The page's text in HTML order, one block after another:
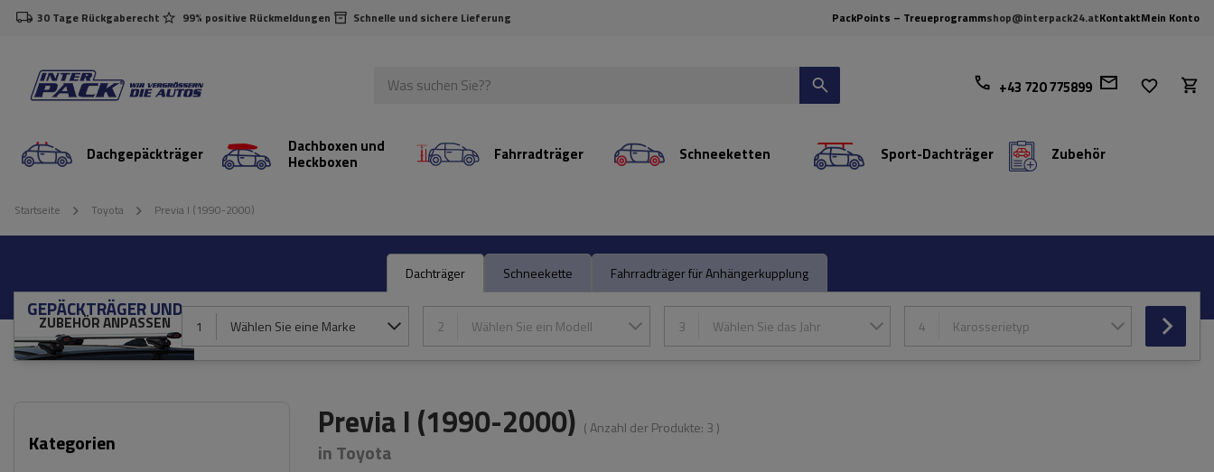
30 Tage Rückgaberecht 99% positive Rückmeldungen Schnelle und sichere Lieferung PackPoints – Treueprogrammshop@interpack24.atKontaktMein Konto
+43 720 775899
Dachgepäckträger Dachboxen und
Heckboxen Fahrradträger Schneeketten Sport-Dachträger Zubehör
Startseite Toyota Previa I (1990-2000)
Dachträger Schneekette Fahrradträger für Anhängerkupplung
GEPÄCKTRÄGER UND
ZUBEHÖR ANPASSEN 1 Wählen Sie eine Marke 2 Wählen Sie ein Modell 3 Wählen Sie das Jahr 4 Karosserietyp
Kategorien Previa I (1990-2000) ( Anzahl der Produkte: 3 )
in Toyota